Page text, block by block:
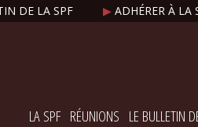
DE LA SPF ▶ ADHÉRER À LA
LA SPF RÉUNIONS LE BULLETIN